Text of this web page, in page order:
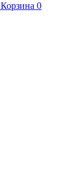
Корзина 0